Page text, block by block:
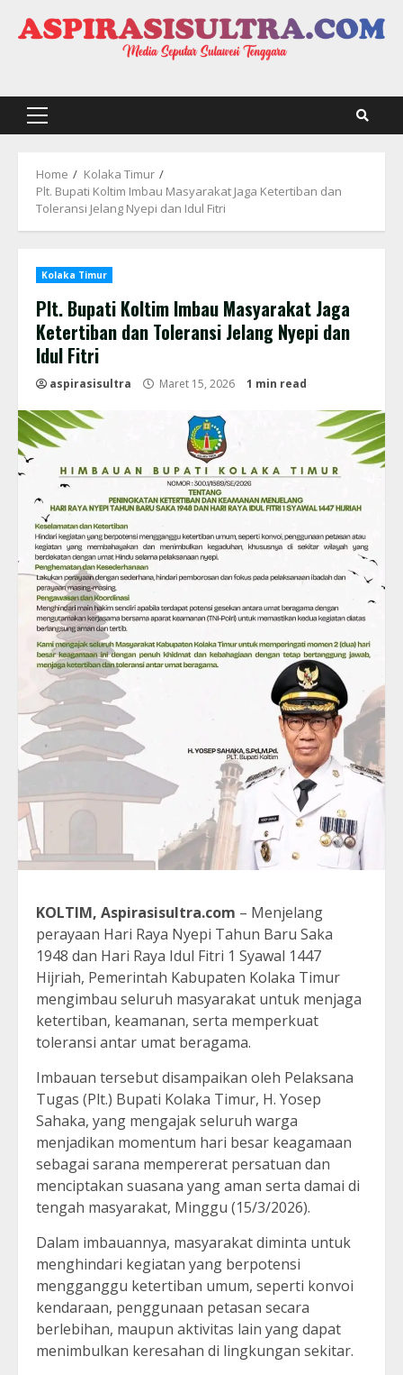
Primary
Home
Kolaka Timur
Plt. Bupati Koltim Imbau Masyarakat Jaga Ketertiban dan
Toleransi Jelang Nyepi dan Idul Fitri
Kolaka Timur
Plt. Bupati Koltim Imbau Masyarakat Jaga
Ketertiban dan Toleransi Jelang Nyepi dan
Idul Fitri
aspirasisultra Maret 15, 2026 1 min read
KOLTIM, Aspirasisultra.com – Menjelang
perayaan Hari Raya Nyepi Tahun Baru Saka
1948 dan Hari Raya Idul Fitri 1 Syawal 1447
Hijriah, Pemerintah Kabupaten Kolaka Timur
mengimbau seluruh masyarakat untuk menjaga
ketertiban, keamanan, serta memperkuat
toleransi antar umat beragama.
Imbauan tersebut disampaikan oleh Pelaksana
Tugas (Plt.) Bupati Kolaka Timur, H. Yosep
Sahaka, yang mengajak seluruh warga
menjadikan momentum hari besar keagamaan
sebagai sarana mempererat persatuan dan
menciptakan suasana yang aman serta damai di
tengah masyarakat, Minggu (15/3/2026).
Dalam imbauannya, masyarakat diminta untuk
menghindari kegiatan yang berpotensi
mengganggu ketertiban umum, seperti konvoi
kendaraan, penggunaan petasan secara
berlebihan, maupun aktivitas lain yang dapat
menimbulkan keresahan di lingkungan sekitar.